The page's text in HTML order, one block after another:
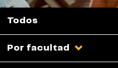
Todos
Por facultad